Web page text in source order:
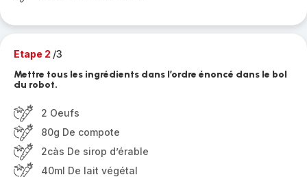
Etape 2 /3
Mettre tous les ingrédients dans l’ordre énoncé dans le bol
du robot.
2 Oeufs
80g De compote
2càs De sirop d’érable
40ml De lait végétal